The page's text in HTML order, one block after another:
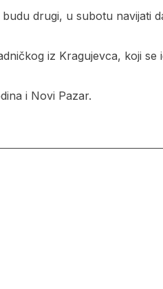
drugi, u subotu navijati
iz Kragujevca, koji se
i Novi Pazar.